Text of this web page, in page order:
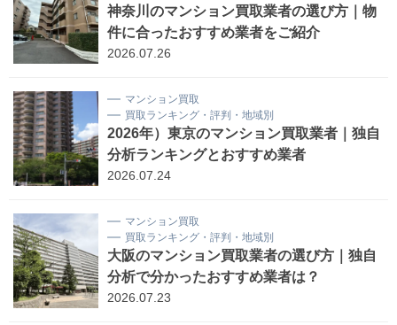
神奈川のマンション買取業者の選び方｜物
件に合ったおすすめ業者をご紹介
2026.07.26
マンション買取
買取ランキング・評判・地域別
2026年）東京のマンション買取業者｜独自
分析ランキングとおすすめ業者
2026.07.24
マンション買取
買取ランキング・評判・地域別
大阪のマンション買取業者の選び方｜独自
分析で分かったおすすめ業者は？
2026.07.23